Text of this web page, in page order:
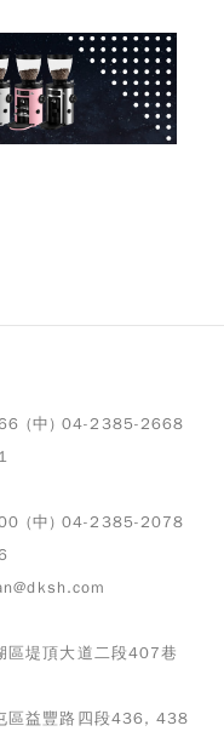
(中) 04-2385-2668
(中) 04-2385-2078
堤頂大道二段407巷
區益豐路四段436, 438